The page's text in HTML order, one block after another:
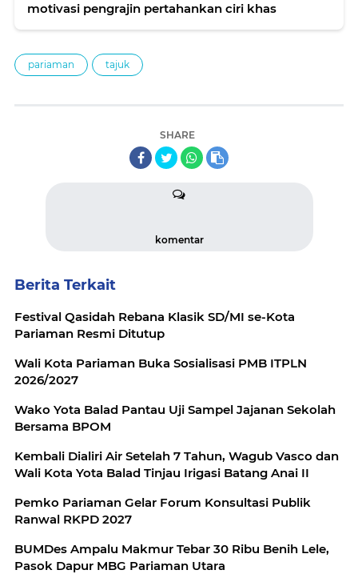
motivasi pengrajin pertahankan ciri khas
pariaman tajuk
SHARE
komentar
Berita Terkait
Festival Qasidah Rebana Klasik SD/MI se-Kota
Pariaman Resmi Ditutup
Wali Kota Pariaman Buka Sosialisasi PMB ITPLN
2026/2027
Wako Yota Balad Pantau Uji Sampel Jajanan Sekolah
Bersama BPOM
Kembali Dialiri Air Setelah 7 Tahun, Wagub Vasco dan
Wali Kota Yota Balad Tinjau Irigasi Batang Anai II
Pemko Pariaman Gelar Forum Konsultasi Publik
Ranwal RKPD 2027
BUMDes Ampalu Makmur Tebar 30 Ribu Benih Lele,
Pasok Dapur MBG Pariaman Utara